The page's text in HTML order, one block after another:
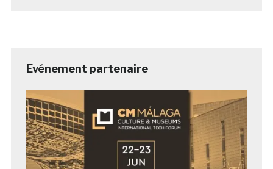
Evénement partenaire